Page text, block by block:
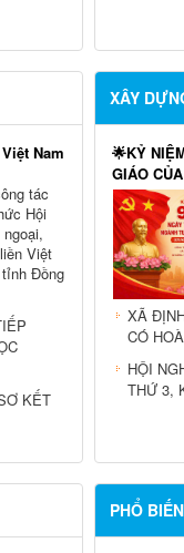
Nam
tác
Hội
Việt
tỉnh Đồng
KẾT
XÂY
🌟KỶ
GIÁO
XÃ
CÓ
HỘI
THỨ 3,
PHỔ